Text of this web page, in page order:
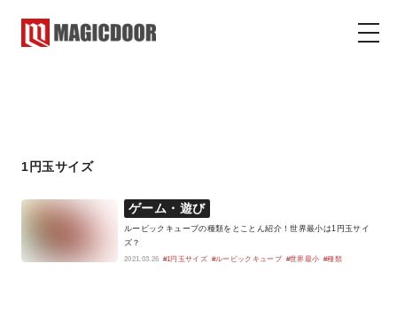
1円玉サイズ
ゲーム・遊び
ルービックキューブの種類をとことん紹介！世界最小は1円玉サイ
ズ？
2021.03.26 #1円玉サイズ #ルービックキューブ #世界最小 #種類